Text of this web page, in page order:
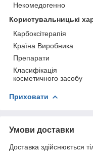
Некомедогенно
Користувальницькі
Карбоксітерапія
Країна Виробника
Препарати
Класифікація
косметичного засобу
Приховати
Умови доставки
Доставка здійснюється